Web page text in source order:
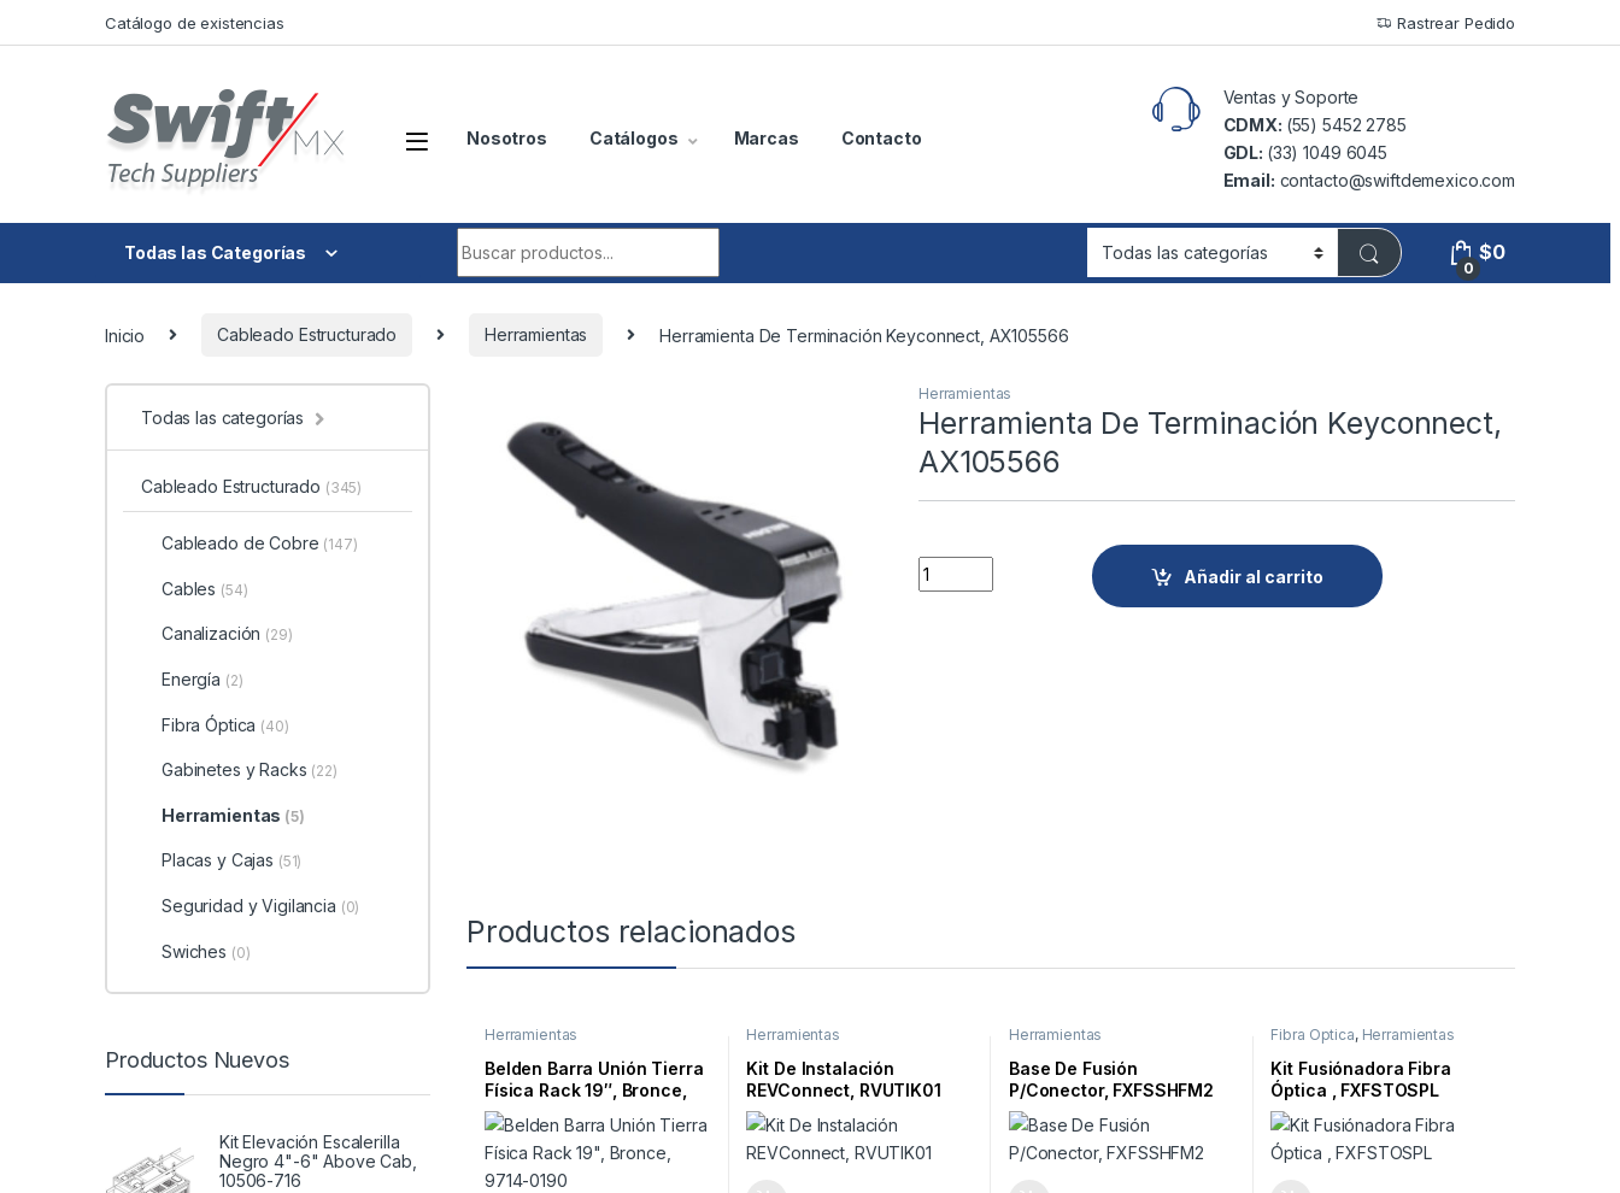
Skip to navigationCatálogo de existencias Rastrear Pedido
Nosotros Catálogos Marcas Contacto
Ventas y Soporte
CDMX: (55) 5452 2785
GDL: (33) 1049 6045
Email: contacto@swiftdemexico.com
Todas las Categorías
0
$0
Inicio Cableado Estructurado Herramientas Herramienta De Terminación Keyconnect, AX105566
Herramientas
Herramienta De Terminación Keyconnect,
AX105566
Quantity
Añadir al carrito
Productos relacionados
Herramientas
Belden Barra Unión Tierra
Física Rack 19″, Bronce,
9714-0190
Herramientas
Kit De Instalación
REVConnect, RVUTIK01
Herramientas
Base De Fusión
P/Conector, FXFSSHFM2
Fibra Óptica, Herramientas
Kit Fusiónadora Fibra
Óptica , FXFSTOSPL
Todas las categorías
Cableado Estructurado (345)
Cableado de Cobre (147)
Cables (54)
Canalización (29)
Energía (2)
Fibra Óptica (40)
Gabinetes y Racks (22)
Herramientas (5)
Placas y Cajas (51)
Seguridad y Vigilancia (0)
Swiches (0)
Productos Nuevos
Kit Elevación Escalerilla
Negro 4"-6" Above Cab,
10506-716